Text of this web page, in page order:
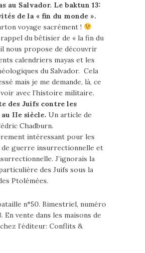
au Salvador. Le baktun 13:
de la « fin du monde ».
voyage sacrément !
du bêtisier de « la fin du
il nous propose de découvrir
calendriers mayas et les
du Salvador. Cela
mais je me demande, là, ce
voir avec l’histoire militaire.
des Juifs contre les
IIe siècle. Un article de
Chadburn.
intéressant pour les
de guerre insurrectionnelle et
J’ignorais la
des Juifs sous la
Ptolémées.
n°50. Bimestriel, numéro
En vente dans les maisons de
l’éditeur: Conflits &